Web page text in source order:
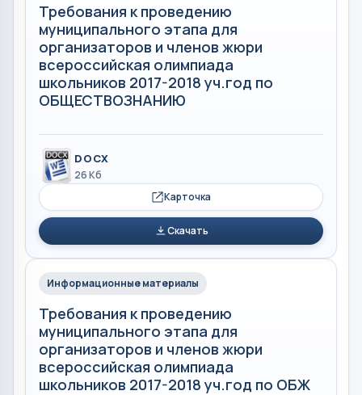
Требования к проведению
муниципального этапа для
организаторов и членов жюри
всероссийская олимпиада
школьников 2017-2018 уч.год по
ОБЩЕСТВОЗНАНИЮ
DOCX
26 Кб
Карточка
Скачать
Информационные материалы
Требования к проведению
муниципального этапа для
организаторов и членов жюри
всероссийская олимпиада
школьников 2017-2018 уч.год по ОБЖ